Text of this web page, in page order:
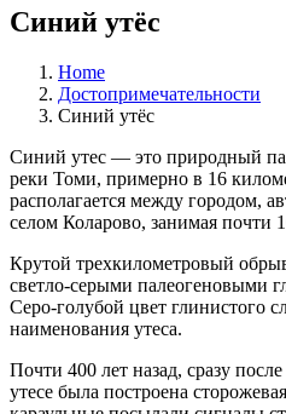
Синий утёс
Home
Достопримечательности
Синий утёс
Синий утес — это природный
реки Томи, примерно в 16
располагается между городом,
селом Коларово, занимая почти
Крутой трехкилометровый
светло-серыми палеогеновыми
Серо-голубой цвет глинистого
наименования утеса.
Почти 400 лет назад, сразу
утесе была построена